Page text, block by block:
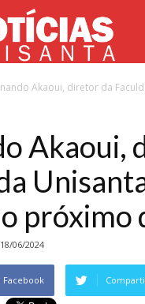
Akaoui, diretor da
Akaoui,
próximo
18/06/2024